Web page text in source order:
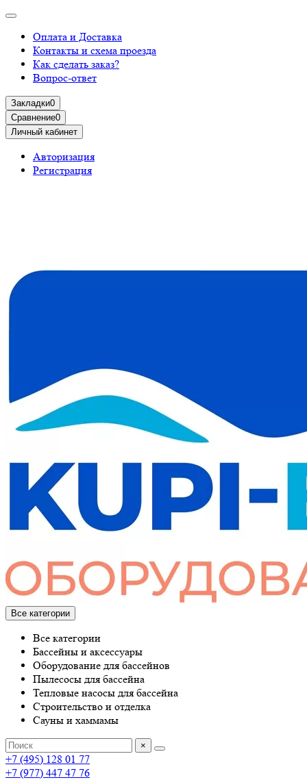
Оплата и Доставка
Контакты и схема проезда
Как сделать заказ?
Вопрос-ответ
Закладки0
Сравнение0
Личный кабинет
Авторизация
Регистрация
Все категории
Все категории
Бассейны и аксессуары
Оборудование для бассейнов
Пылесосы для бассейна
Тепловые насосы для бассейна
Строительство и отделка
Сауны и хаммамы
×
+7 (495) 128 01 77
+7 (977) 447 47 76